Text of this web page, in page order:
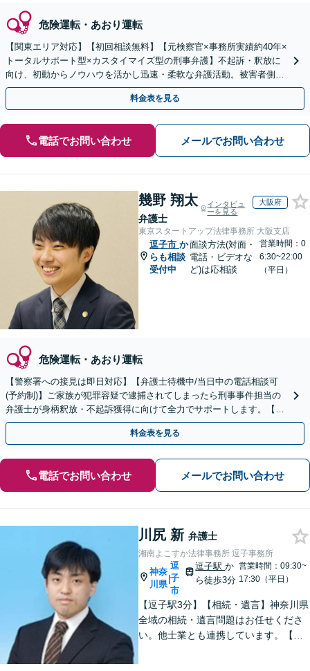
危険運転・あおり運転
【関東エリア対応】【初回相談無料】【元検察官×事務所実績約40年×
トータルサポート型×カスタイマイズ型の刑事弁護】不起訴・釈放に
向け、初動からノウハウを活かし迅速・柔軟な弁護活動。被害者側の
ご相談にも対応【即日接見対応】【夜間・休日相談可】
料金表を見る
電話でお問い合わせ メールでお問い合わせ
幾野 翔太
弁護士
インタビュ
ーを見る
大阪府
東京スタートアップ法律事務所 大阪支店
逗子市 か
らも相談
受付中
面談方法(対面・
電話・ビデオな
ど)は応相談
営業時間：0
6:30~22:00
（平日）
危険運転・あおり運転
【警察署への接見は即日対応】【弁護士待機中/当日中の電話相談可
(予約制)】ご家族が犯罪容疑で逮捕されてしまったら刑事事件担当の
弁護士が身柄釈放・不起訴獲得に向けて全力でサポートします。【毎
月100名以上の相談実績】【全国対応】
料金表を見る
電話でお問い合わせ メールでお問い合わせ
川尻 新 弁護士
湘南よこすか法律事務所 逗子事務所
神奈
川県
|
逗
子
市
逗子駅か
ら徒歩3分
営業時間：09:30~
17:30（平日）
【逗子駅3分】【相続・遺言】神奈川県
全域の相続・遺言問題はお任せくださ
い。他士業とも連携しています。【離